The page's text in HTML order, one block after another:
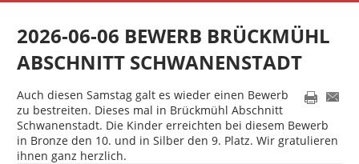
2026-06-06 BEWERB BRÜCKMÜHL
ABSCHNITT SCHWANENSTADT
Auch diesen Samstag galt es wieder einen Bewerb
zu bestreiten. Dieses mal in Brückmühl Abschnitt
Schwanenstadt. Die Kinder erreichten bei diesem Bewerb
in Bronze den 10. und in Silber den 9. Platz. Wir gratulieren
ihnen ganz herzlich.